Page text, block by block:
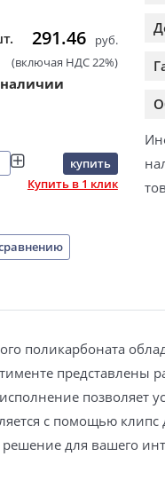
291.46
руб.
(включая НДС 22%)
купить
Купить в 1 клик
поликарбоната
представлены
позволяет
с помощью
для вашего